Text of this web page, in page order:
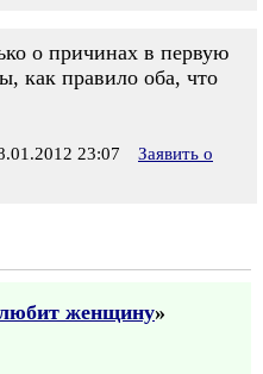
о причинах в первую
как правило оба, что
23:07
Заявить о
женщину»